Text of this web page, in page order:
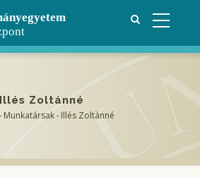
Illés Zoltánné
-Munkatársak-Illés Zoltánné